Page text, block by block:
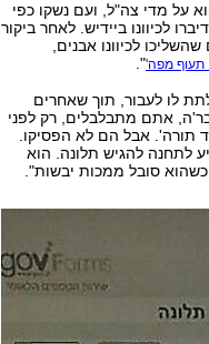
על מדי צה"ל, ועם נשקו כפי
לכיוונו ביידיש. לאחר ביקור
שהשליכו לכיוונו אבנים,
תעוף מפה'".
לו לעבור, תוך שאחרים
אתם מתבלבלים, רק לפני
תורה'. אבל הם לא הפסיקו.
לתחנה להגיש תלונה. הוא
סובל ממכות יבשות".